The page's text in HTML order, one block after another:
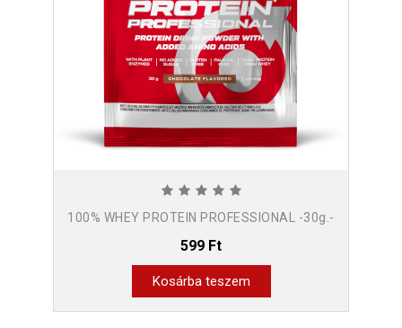
100% WHEY PROTEIN PROFESSIONAL -30g.-
599 Ft
Kosárba teszem